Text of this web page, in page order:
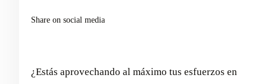
Share on social media
¿Estás aprovechando al máximo tus esfuerzos en